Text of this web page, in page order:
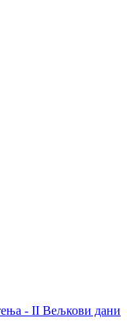
- II Вељкови дани